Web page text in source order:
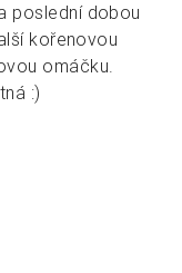
poslední dobou
kořenovou
omáčku.
:)